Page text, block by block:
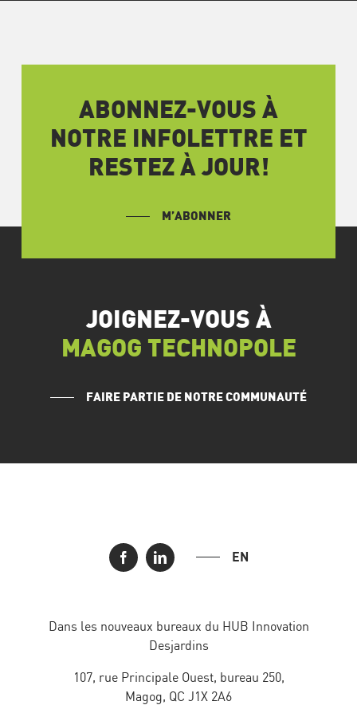
ABONNEZ-VOUS À
NOTRE INFOLETTRE ET
RESTEZ À JOUR!
M’ABONNER
JOIGNEZ-VOUS À
MAGOG TECHNOPOLE
FAIRE PARTIE DE NOTRE COMMUNAUTÉ
EN
Dans les nouveaux bureaux du HUB Innovation
Desjardins
107, rue Principale Ouest, bureau 250,
Magog, QC J1X 2A6